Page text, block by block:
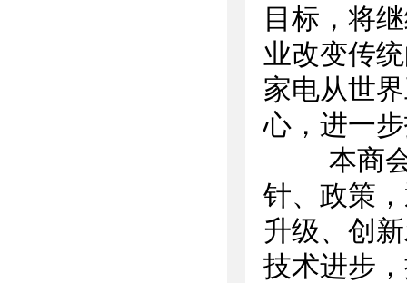
目标，将
业改变传
家电从世
心，进一
本商会
针、政策
升级、创
技术进步